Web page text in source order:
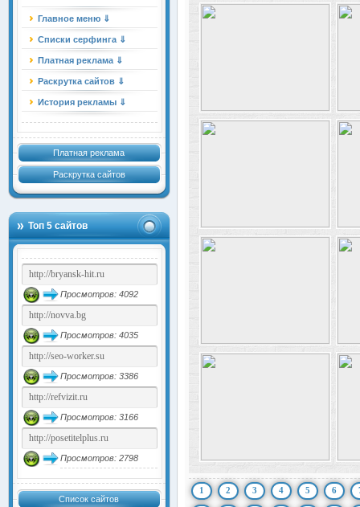
Главное меню ⇓
Списки серфинга ⇓
Платная реклама ⇓
Раскрутка сайтов ⇓
История рекламы ⇓
Платная реклама
Раскрутка сайтов
Топ 5 сайтов
Просмотров: 4092
Просмотров: 4035
Просмотров: 3386
Просмотров: 3166
Просмотров: 2798
Список сайтов
1 2 3 4 5 6